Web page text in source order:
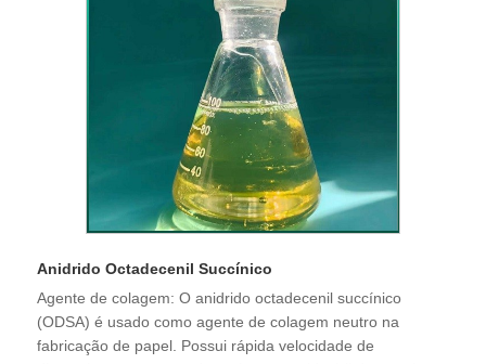
Anidrido Octadecenil Succínico
Agente de colagem: O anidrido octadecenil succínico
(ODSA) é usado como agente de colagem neutro na
fabricação de papel. Possui rápida velocidade de